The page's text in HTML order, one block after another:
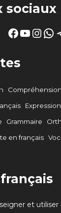
sociaux
Facebook
YouTube
Grammaire
en français
et utiliser